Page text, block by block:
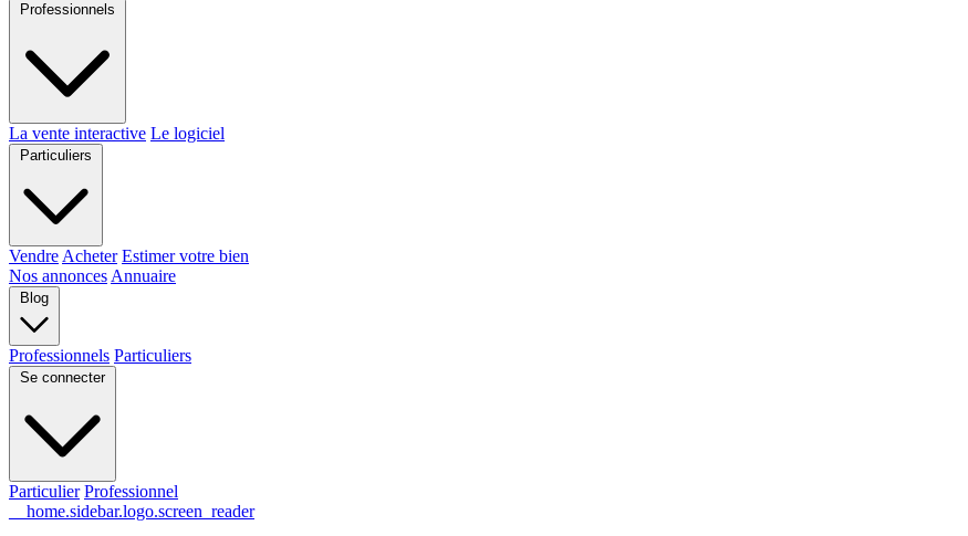
Professionnels
La vente interactive Le logiciel
Particuliers
Vendre Acheter Estimer votre bien
Nos annonces Annuaire
Blog
Professionnels Particuliers
Se connecter
Particulier Professionnel
__home.sidebar.logo.screen_reader